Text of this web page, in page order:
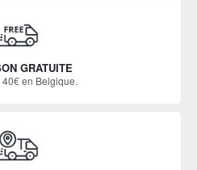
GRATUITE
en Belgique.